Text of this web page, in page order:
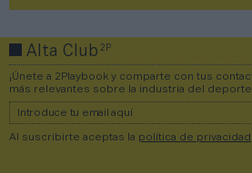
Alta Club2P
¡Únete a 2Playbook y comparte con tus
más relevantes sobre la industria del
Al suscribirte aceptas la política de privacidad